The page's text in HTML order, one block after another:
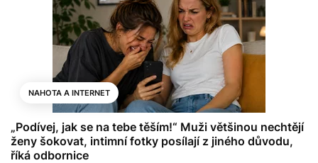
NAHOTA A INTERNET
„Podívej, jak se na tebe těším!“ Muži většinou nechtějí
ženy šokovat, intimní fotky posílají z jiného důvodu,
říká odbornice